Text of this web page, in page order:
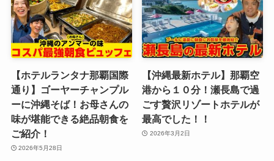
【ホテルランタナ那覇国際
通り】ゴーヤーチャンプル
ーに沖縄そば！お母さんの
味が堪能できる絶品朝食を
ご紹介！
2026年5月28日
【沖縄最新ホテル】那覇空
港から１０分！瀬長島で過
ごす贅沢リゾートホテルが
最高でした！！
2026年3月2日